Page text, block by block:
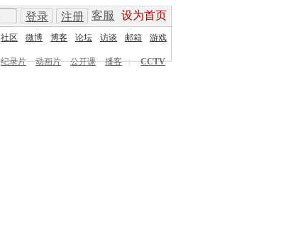
客服 设为首页
登录 注册
社区 微博 博客 论坛 访谈 邮箱 游戏
纪录片 动画片 公开课 播客 |
CCTV